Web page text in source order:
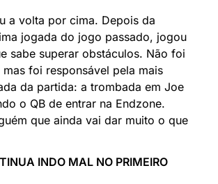
a volta por cima. Depois da
jogada do jogo passado, jogou
sabe superar obstáculos. Não foi
foi responsável pela mais
da partida: a trombada em Joe
o QB de entrar na Endzone.
que ainda vai dar muito o que
INDO MAL NO PRIMEIRO